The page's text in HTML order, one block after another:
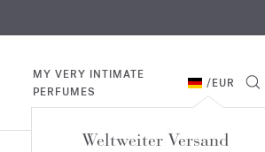
MY VERY INTIMATE
PERFUMES
/EUR
Weltweiter Versand